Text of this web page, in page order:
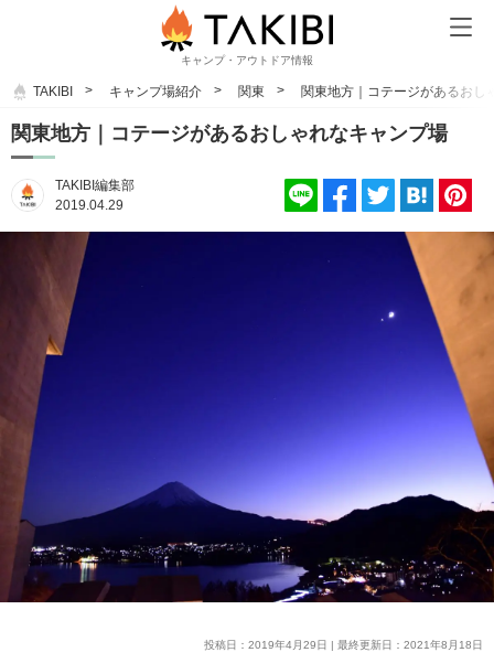
キャンプ・アウトドア情報
TAKIBI キャンプ場紹介 関東 関東地方｜コテージがあるおし
関東地方｜コテージがあるおしゃれなキャンプ場
TAKIBI編集部
2019.04.29
投稿日：2019年4月29日 | 最終更新日：2021年8月18日